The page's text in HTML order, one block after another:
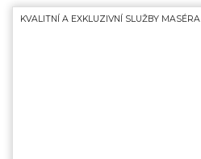
KVALITNÍ A EXKLUZIVNÍ SLUŽBY MASÉRA